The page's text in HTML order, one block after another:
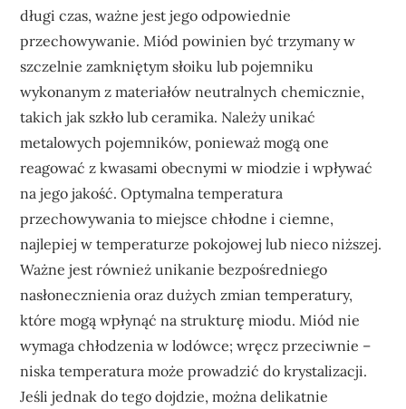
długi czas, ważne jest jego odpowiednie
przechowywanie. Miód powinien być trzymany w
szczelnie zamkniętym słoiku lub pojemniku
wykonanym z materiałów neutralnych chemicznie,
takich jak szkło lub ceramika. Należy unikać
metalowych pojemników, ponieważ mogą one
reagować z kwasami obecnymi w miodzie i wpływać
na jego jakość. Optymalna temperatura
przechowywania to miejsce chłodne i ciemne,
najlepiej w temperaturze pokojowej lub nieco niższej.
Ważne jest również unikanie bezpośredniego
nasłonecznienia oraz dużych zmian temperatury,
które mogą wpłynąć na strukturę miodu. Miód nie
wymaga chłodzenia w lodówce; wręcz przeciwnie –
niska temperatura może prowadzić do krystalizacji.
Jeśli jednak do tego dojdzie, można delikatnie